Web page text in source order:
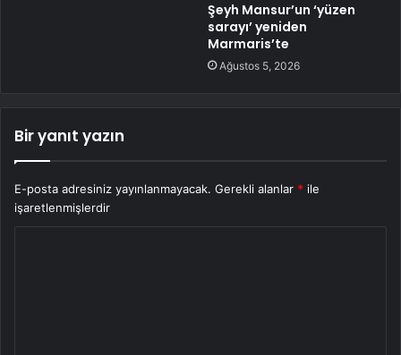
Şeyh Mansur’un ‘yüzen
sarayı’ yeniden
Marmaris’te
Ağustos 5, 2026
Bir yanıt yazın
E-posta adresiniz yayınlanmayacak. Gerekli alanlar * ile
işaretlenmişlerdir